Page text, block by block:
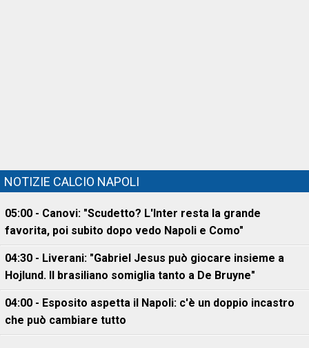
NOTIZIE CALCIO NAPOLI
05:00 - Canovi: "Scudetto? L'Inter resta la grande
favorita, poi subito dopo vedo Napoli e Como"
04:30 - Liverani: "Gabriel Jesus può giocare insieme a
Hojlund. Il brasiliano somiglia tanto a De Bruyne"
04:00 - Esposito aspetta il Napoli: c'è un doppio incastro
che può cambiare tutto